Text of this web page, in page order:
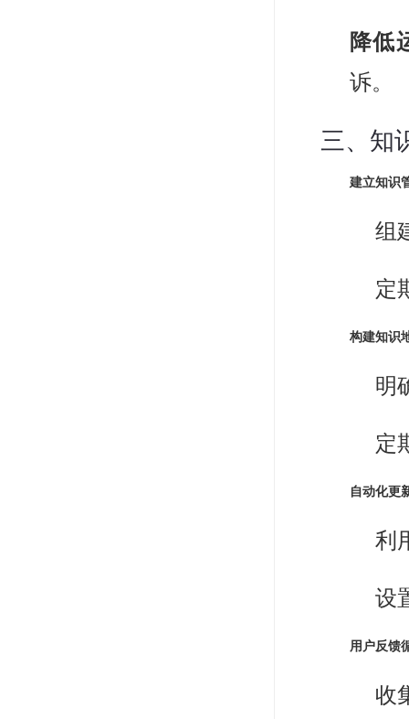
降低
诉。
三、知
建立知识
组
定
构建知识
明
定
自动化更
利
设
用户反馈
收